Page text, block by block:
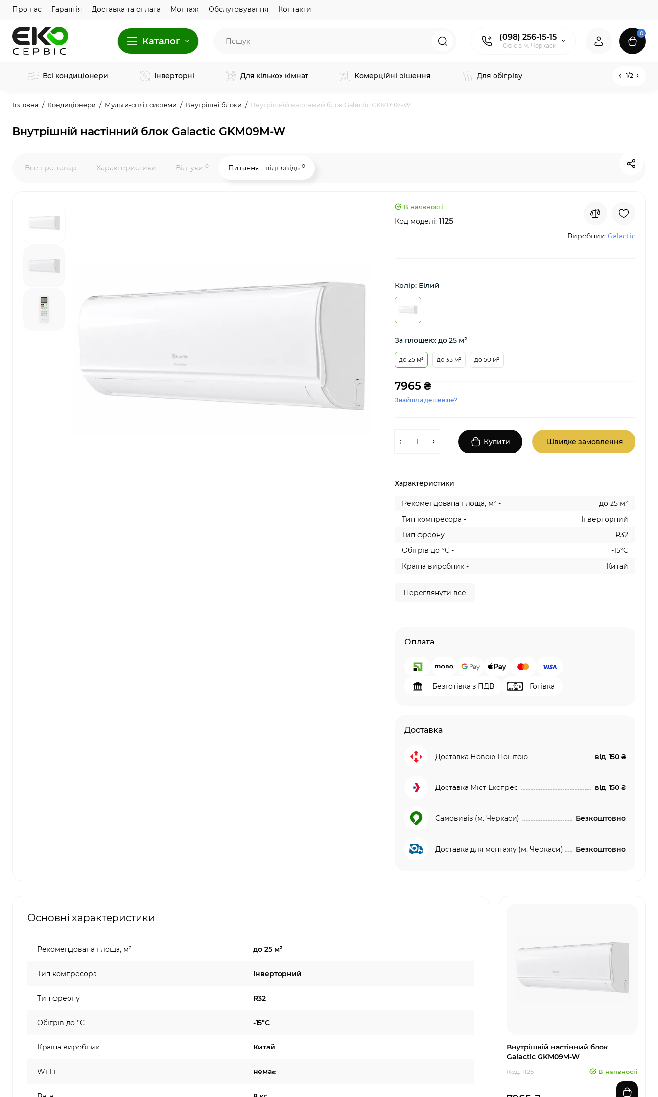
Про нас Гарантія Доставка та оплата Монтаж Обслуговування Контакти
Каталог (098) 256-15-15
Офіс в м. Черкаси
0
Всі кондиціонери Інверторні Для кількох кімнат Комерційні рішення Для обігріву 1/2
Головна Кондиціонери Мульти-спліт системи Внутрішні блоки Внутрішній настінний блок Galactic GKM09M-W
Внутрішній настінний блок Galactic GKM09M-W
Все про товар Характеристики Відгуки 0 Питання - відповідь 0
В наявності
Код моделі: 1125
Виробник: Galactic
Колір: Білий
За площею: до 25 м²
до 25 м² до 35 м² до 50 м²
7965 ₴
Знайшли дешевше?
Купити Швидке замовлення
Характеристики
Рекомендована площа, м² -
до 25 м²
Тип компресора -
Інверторний
Тип фреону -
R32
Обігрів до °C -
-15°C
Країна виробник -
Китай
Переглянути все
Оплата
Безготівка з ПДВ Готівка
Доставка
Доставка Новою Поштою від 150 ₴
Доставка Міст Експрес від 150 ₴
Самовивіз (м. Черкаси) Безкоштовно
Доставка для монтажу (м. Черкаси) Безкоштовно
Основні характеристики
Рекомендована площа, м² до 25 м²
Тип компресора Інверторний
Тип фреону R32
Обігрів до °C -15°C
Країна виробник Китай
Wi-Fi немає
Внутрішній настінний блок
Galactic GKM09M-W
Код: 1125 В наявності